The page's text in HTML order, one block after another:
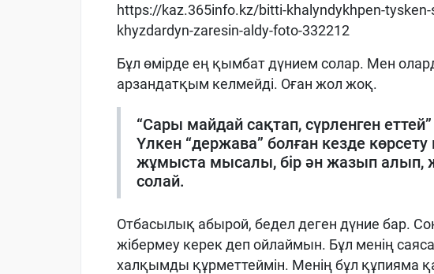
https://kaz.365info.kz/bitti-khalyndykhpen-
khyzdardyn-zaresin-aldy-foto-332212
Бұл өмірде ең қымбат дүнием солар. Мен
арзандатқым келмейді. Оған жол жоқ.
“Сары майдай сақтап, сүрленген
Үлкен “держава” болған кезде
жұмыста мысалы, бір ән жазып алып,
солай.
Отбасылық абырой, бедел деген дүние бар.
жібермеу керек деп ойлаймын. Бұл менің
халқымды құрметтеймін. Менің бұл құпияма